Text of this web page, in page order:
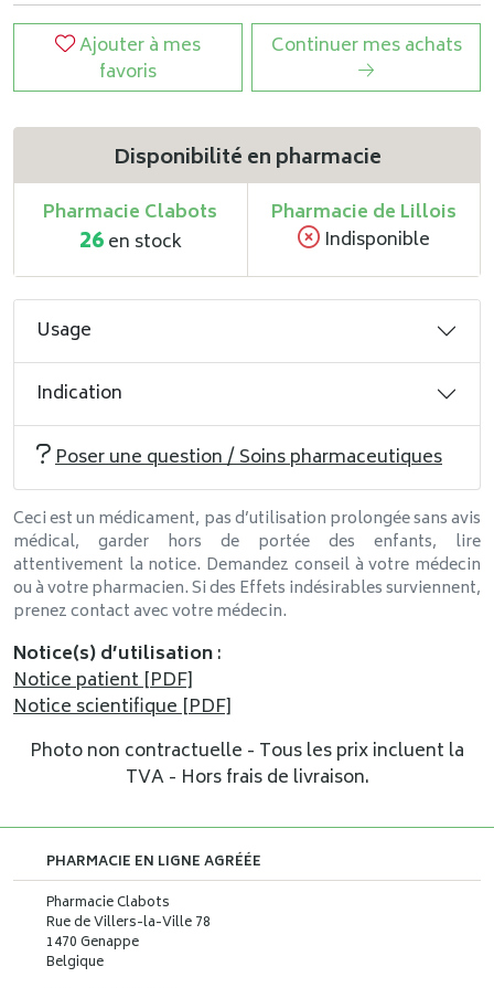
Ajouter à mes
favoris
Continuer mes achats
Disponibilité en pharmacie
Pharmacie Clabots
26en stock
Pharmacie de Lillois
Indisponible
Usage
Indication
Poser une question / Soins pharmaceutiques
Ceci est un médicament, pas d’utilisation prolongée sans avis
médical, garder hors de portée des enfants, lire
attentivement la notice. Demandez conseil à votre médecin
ou à votre pharmacien. Si des Effets indésirables surviennent,
prenez contact avec votre médecin.
Notice(s) d’utilisation:
Notice patient [PDF]
Notice scientifique [PDF]
Photo non contractuelle - Tous les prix incluent la
TVA - Hors frais de livraison.
PHARMACIE EN LIGNE AGRÉÉE
Pharmacie Clabots
Rue de Villers-la-Ville 78
1470 Genappe
Belgique